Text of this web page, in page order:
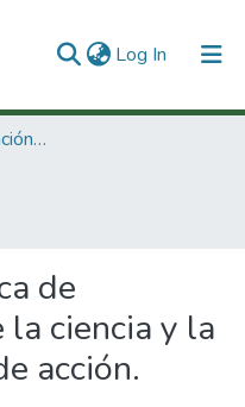
Log In (current)
3. Recursos de Información Científica y Tecnológica
de
ciencia y la
acción.